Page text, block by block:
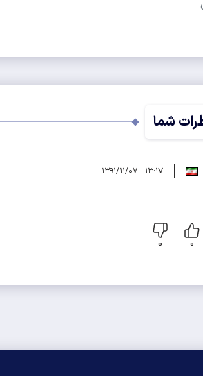
شما
۱۳:۱۷ - ۱۳۹۱/۱۱/۰۷
0
0